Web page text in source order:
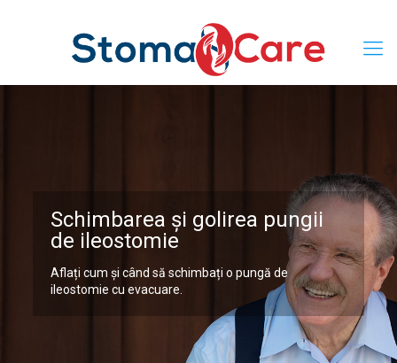
Schimbarea și golirea pungii
de ileostomie
Aflați cum și când să schimbați o pungă de
ileostomie cu evacuare.